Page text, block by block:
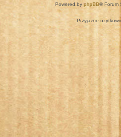
Powered by phpBB® Forum
Przyjazne